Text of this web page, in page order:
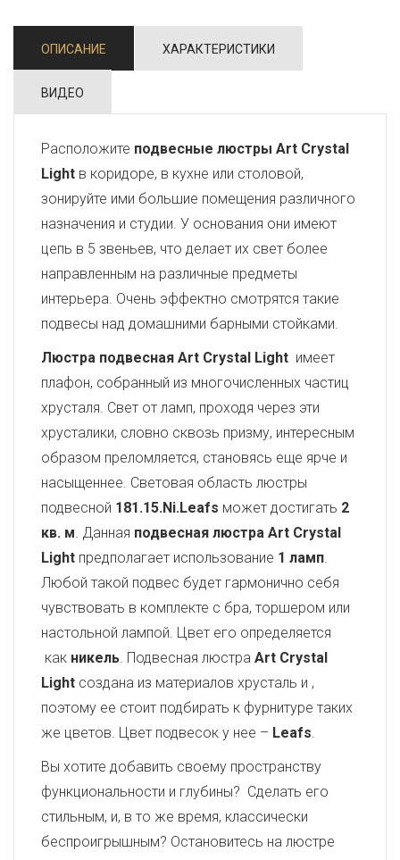
ОПИСАНИЕ ХАРАКТЕРИСТИКИ
ВИДЕО
Расположите подвесные люстры Art Crystal
Light в коридоре, в кухне или столовой,
зонируйте ими большие помещения различного
назначения и студии. У основания они имеют
цепь в 5 звеньев, что делает их свет более
направленным на различные предметы
интерьера. Очень эффектно смотрятся такие
подвесы над домашними барными стойками.
Люстра подвесная Art Crystal Light имеет
плафон, собранный из многочисленных частиц
хрусталя. Свет от ламп, проходя через эти
хрусталики, словно сквозь призму, интересным
образом преломляется, становясь еще ярче и
насыщеннее. Световая область люстры
подвесной 181.15.Ni.Leafs может достигать 2
кв. м. Данная подвесная люстра Art Crystal
Light предполагает использование 1 ламп.
Любой такой подвес будет гармонично себя
чувствовать в комплекте с бра, торшером или
настольной лампой. Цвет его определяется
как никель. Подвесная люстра Art Crystal
Light создана из материалов хрусталь и ,
поэтому ее стоит подбирать к фурнитуре таких
же цветов. Цвет подвесок у нее – Leafs.
Вы хотите добавить своему пространству
функциональности и глубины? Сделать его
стильным, и, в то же время, классически
беспроигрышным? Остановитесь на люстре